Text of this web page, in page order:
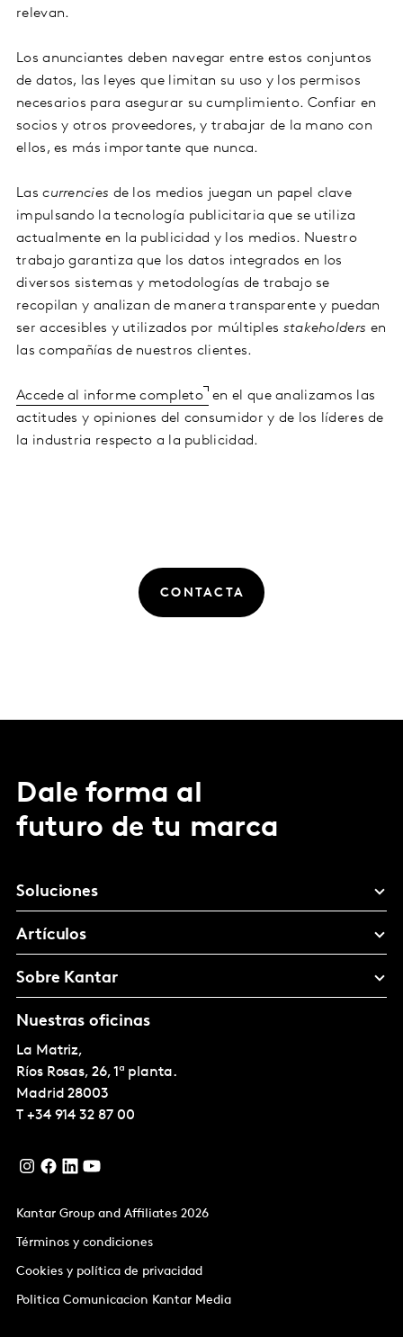
relevan.
Los anunciantes deben navegar entre estos conjuntos
de datos, las leyes que limitan su uso y los permisos
necesarios para asegurar su cumplimiento. Confiar en
socios y otros proveedores, y trabajar de la mano con
ellos, es más importante que nunca.
Lascurrencies de los medios juegan un papel clave
impulsando la tecnología publicitaria que se utiliza
actualmente en la publicidad y los medios. Nuestro
trabajo garantiza que los datos integrados en los
diversos sistemas y metodologías de trabajo se
recopilan y analizan de manera transparente y puedan
ser accesibles y utilizados por múltiples stakeholders en
las compañías de nuestros clientes.
Accede al informe completo en el que analizamos las
actitudes y opiniones del consumidor y de los líderes de
la industria respecto a la publicidad.
CONTACTA
Dale forma al
futuro de tu marca
Soluciones
Artículos
Sobre Kantar
Nuestras oficinas
La Matriz,
Ríos Rosas, 26, 1ª planta.
Madrid 28003
T +34 914 32 87 00
Kantar Group and Affiliates 2026
Términos y condiciones
Cookies y política de privacidad
Politica Comunicacion Kantar Media